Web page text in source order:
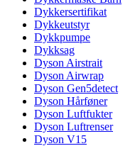
Dykkersertifikat
Dykkeutstyr
Dykkpumpe
Dykksag
Dyson Airstrait
Dyson Airwrap
Dyson Gen5detect
Dyson Hårføner
Dyson Luftfukter
Dyson Luftrenser
Dyson V15